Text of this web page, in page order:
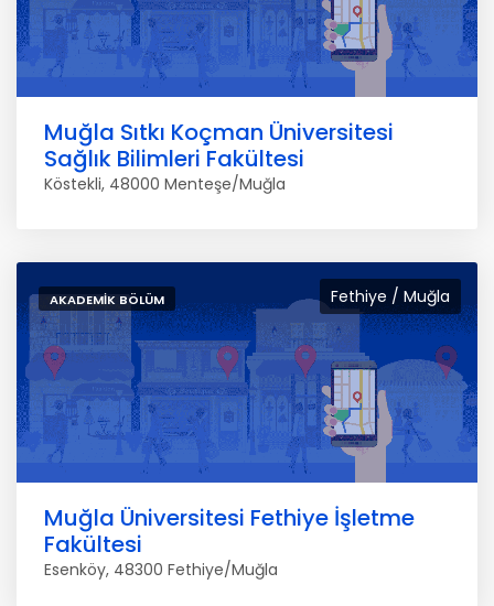
Muğla Sıtkı Koçman Üniversitesi
Sağlık Bilimleri Fakültesi
Köstekli, 48000 Menteşe/Muğla
Fethiye / Muğla
AKADEMIK BÖLÜM
Muğla Üniversitesi Fethiye İşletme
Fakültesi
Esenköy, 48300 Fethiye/Muğla